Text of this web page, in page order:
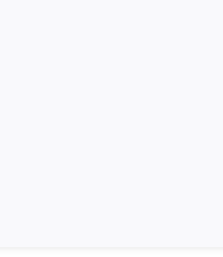
DOCUMENT
H2Foam Lite F -